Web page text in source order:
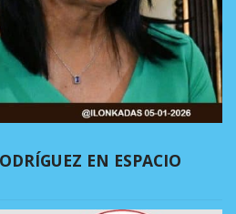
EN ESPACIO